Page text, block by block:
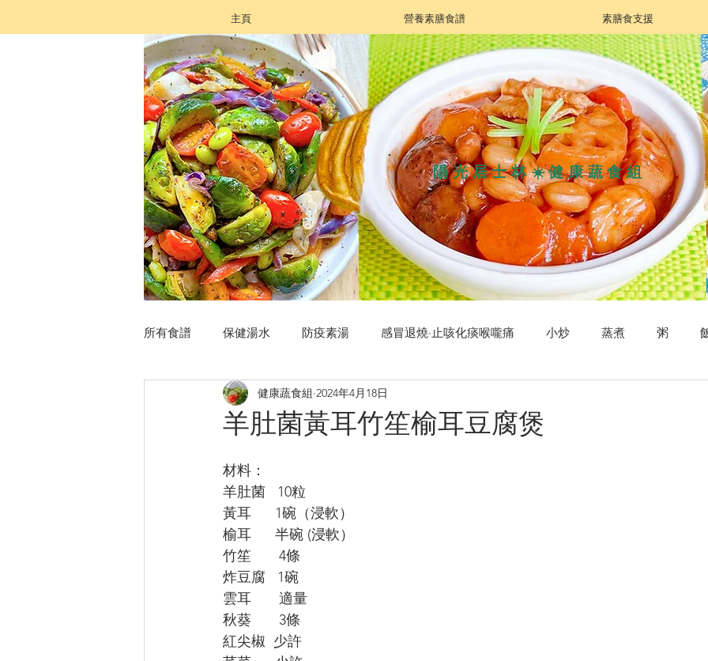
主頁 營養素膳食譜 素膳食支援
陽光居士林☀️健康蔬食組
所有食譜 保健湯水 防疫素湯 感冒退燒·止咳化痰喉嚨痛 小炒 蒸煮 粥
烤焗菜式 日式料理
羊肚菌黃耳竹笙榆耳豆腐煲
健康蔬食組 2024年4月18日
材料：
羊肚菌   10粒
黃耳      1碗（浸軟）
榆耳      半碗 (浸軟）
竹笙       4條
炸豆腐   1碗
雲耳       適量
秋葵       3條
紅尖椒  少許